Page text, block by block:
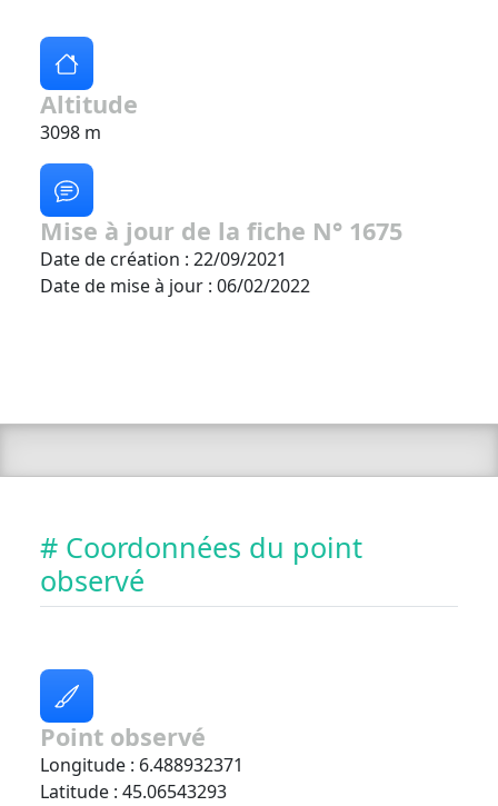
Altitude
3098 m
Mise à jour de la fiche N° 1675
Date de création : 22/09/2021
Date de mise à jour : 06/02/2022
# Coordonnées du point
observé
Point observé
Longitude : 6.488932371
Latitude : 45.06543293